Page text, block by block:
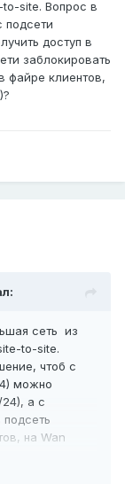
to-site. Вопрос в
подсети
доступ в
заблокировать
файре клиентов,
сеть из
to-site.
чтоб с
можно
24), а с
подсеть
на Wan